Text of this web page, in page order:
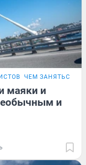
ЧЕМ ЗАНЯТЬСЯ
маяки и
и